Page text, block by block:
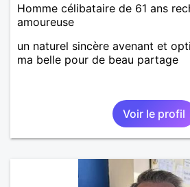
Homme célibataire de 61 ans
amoureuse
un naturel sincère avenant et
ma belle pour de beau partage
Voir le profil